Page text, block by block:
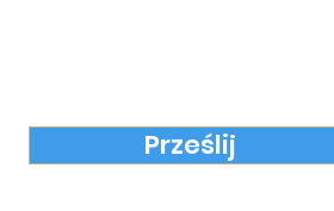
Prześlij